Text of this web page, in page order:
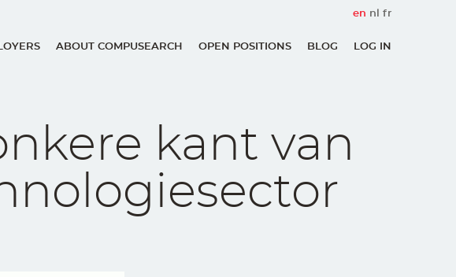
en nl fr
ABOUT COMPUSEARCH OPEN POSITIONS BLOG LOG IN
kant van